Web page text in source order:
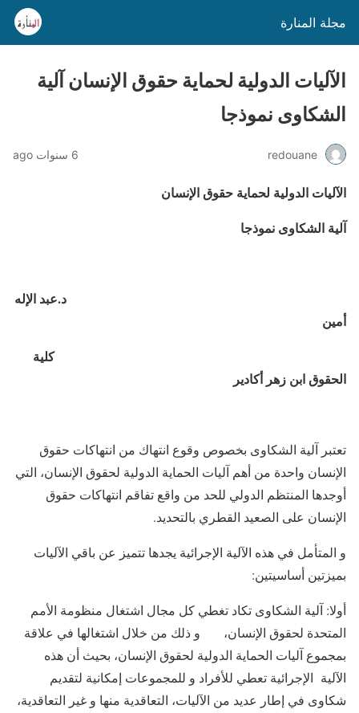
مجلة المنارة
الآليات الدولية لحماية حقوق الإنسان آلية
الشكاوى نموذجا
redouane 6 سنوات ago
الآليات الدولية لحماية حقوق الإنسان
آلية الشكاوى نموذجا
د.عبد الإله
أمين
كلية
الحقوق ابن زهر أكادير
تعتبر آلية الشكاوى بخصوص وقوع انتهاك من انتهاكات حقوق
الإنسان واحدة من أهم آليات الحماية الدولية لحقوق الإنسان، التي
أوجدها المنتظم الدولي للحد من واقع تفاقم انتهاكات حقوق
الإنسان على الصعيد القطري بالتحديد.
و المتأمل في هذه الآلية الإجرائية يجدها تتميز عن باقي الآليات
بميزتين أساسيتين:
أولا: آلية الشكاوى تكاد تغطي كل مجال اشتغال منظومة الأمم
المتحدة لحقوق الإنسان، و ذلك من خلال اشتغالها في علاقة
بمجموع آليات الحماية الدولية لحقوق الإنسان، بحيث أن هذه
الآلية الإجرائية تعطي للأفراد و للمجموعات إمكانية لتقديم
شكاوى في إطار عديد من الآليات، التعاقدية منها و غير التعاقدية،